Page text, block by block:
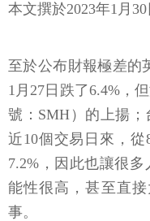
本文撰於2023年1月30
至於公布財報極差的
1月27日跌了6.4%，
號：SMH）的上揚；
近10個交易日來，
7.2%，因此也讓很
能性很高，甚至直
事。